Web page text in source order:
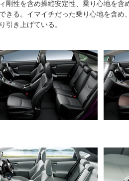
剛性を含め操縦安定性、乗り心地を含
きる。イマイチだった乗り心地を含め
引き上げている。